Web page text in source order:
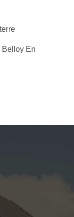
Belloy En